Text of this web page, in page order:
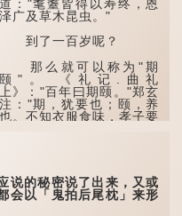
道："耄耋皆得以寿终，恩
泽广及草木昆虫。"
到了一百岁呢？
那么就可以称为"期
颐"。 《礼记.曲礼
上》："百年曰期颐。"郑玄
注："期，犹要也；颐，养
也。不知衣服食味，孝子要
的秘密说了出来，又或
会以「鬼拍后尾枕」来形